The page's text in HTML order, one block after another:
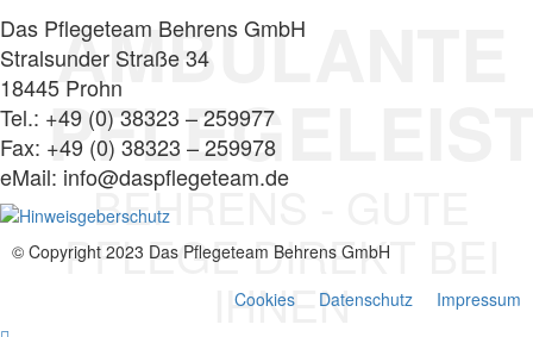
AMBULANTE
BEHRENS - GUTE
PFLEGE DIREKT BEI
IHNEN
Das Pflegeteam Behrens GmbH
Stralsunder Straße 34
18445 Prohn
Tel.: +49 (0) 38323 – 259977
Fax: +49 (0) 38323 – 259978
eMail: info@daspflegeteam.de
© Copyright 2023 Das Pflegeteam Behrens GmbH
Impressum
Datenschutz
Cookies